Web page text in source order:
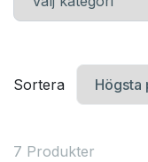
Sortera
7 Produkter